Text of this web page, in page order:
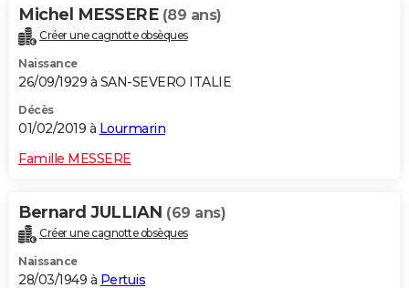
Michel MESSERE (89 ans)
Créer une cagnotte obsèques
Naissance
26/09/1929 à SAN-SEVERO ITALIE
Décès
01/02/2019 à Lourmarin
Famille MESSERE
Bernard JULLIAN (69 ans)
Créer une cagnotte obsèques
Naissance
28/03/1949 à Pertuis